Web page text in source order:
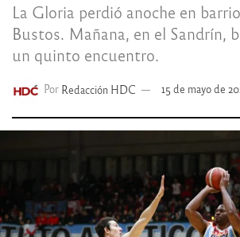
La Gloria perdió anoche en
Bustos. Mañana, en el Sandrín,
un quinto encuentro.
Por Redacción HDC 15 de mayo de